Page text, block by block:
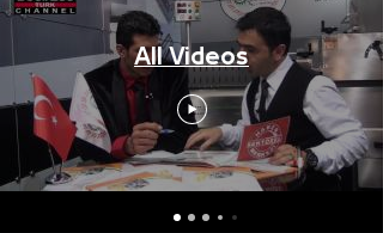
All Videos